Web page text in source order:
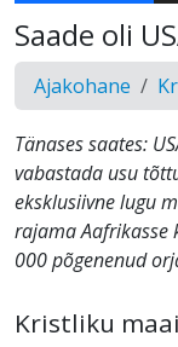
Saade oli
Ajakohane
Tänases saates:
vabastada usu
eksklusiivne lugu
rajama Aafrikasse
000 põgenenud
Kristliku